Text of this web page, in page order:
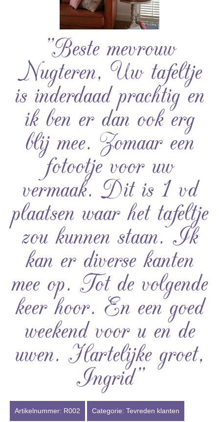
”Beste mevrouw
Nugteren, Uw tafeltje
is inderdaad prachtig en
ik ben er dan ook erg
blij mee. Zomaar een
fotootje voor uw
vermaak. Dit is 1 vd
plaatsen waar het tafeltje
zou kunnen staan. Ik
kan er diverse kanten
mee op. Tot de volgende
keer hoor. En een goed
weekend voor u en de
uwen. Hartelijke groet,
Ingrid”
Artikelnummer: R002 Categorie: Tevreden klanten